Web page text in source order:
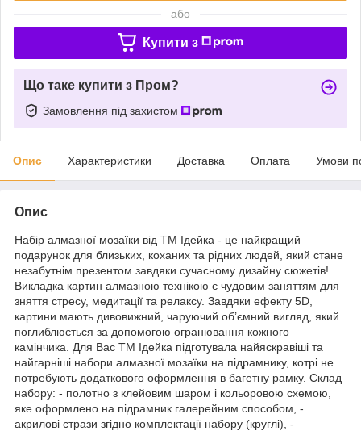
або
Купити з
Що таке купити з Пром?
Замовлення під захистом
Опис Характеристики Доставка Оплата Умови
Опис
Набір алмазної мозаїки від ТМ Ідейка - це найкращий
подарунок для близьких, коханих та рідних людей, який стане
незабутнім презентом завдяки сучасному дизайну сюжетів!
Викладка картин алмазною технікою є чудовим заняттям для
зняття стресу, медитації та релаксу. Завдяки ефекту 5D,
картини мають дивовижний, чаруючий об’ємний вигляд, який
поглиблюється за допомогою огранювання кожного
камінчика. Для Вас ТМ Ідейка підготувала найяскравіші та
найгарніші набори алмазної мозаїки на підрамнику, котрі не
потребують додаткового оформлення в багетну рамку. Склад
набору: - полотно з клейовим шаром і кольоровою схемою,
яке оформлено на підрамник галерейним способом, -
акрилові стрази згідно комплектації набору (круглі), -